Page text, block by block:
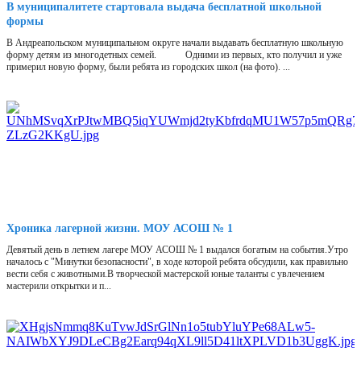
В муниципалитете стартовала выдача бесплатной школьной
формы
В Андреапольском муниципальном округе начали выдавать бесплатную школьную
форму детям из многодетных семей. Одними из первых, кто получил и уже
примерил новую форму, были ребята из городских школ (на фото). ...
Хроника лагерной жизни. МОУ АСОШ № 1
Девятый день в летнем лагере МОУ АСОШ № 1 выдался богатым на события.Утро
началось с "Минутки безопасности", в ходе которой ребята обсудили, как правильно
вести себя с животными.В творческой мастерской юные таланты с увлечением
мастерили открытки и п...